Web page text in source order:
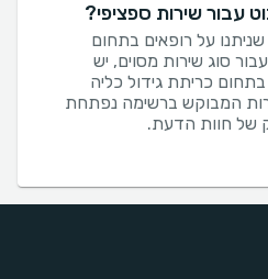
עבור שירות ספציפי?
על רופאים בתחום
סוג שירות מסוים, יש
כריתת גידול כליה
המבוקש ברשימה נפתחת
של חוות הדעת.